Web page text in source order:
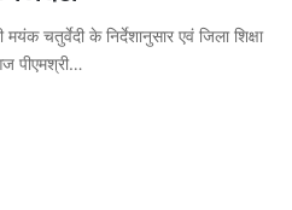
चतुर्वेदी के निर्देशानुसार एवं जिला शिक्षा
पीएमश्री…